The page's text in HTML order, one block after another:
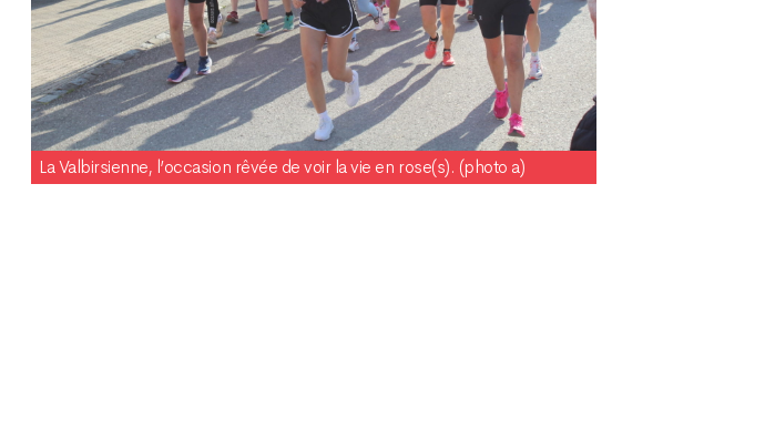
La Valbirsienne, l’occasion rêvée de voir la vie en rose(s). (photo a)